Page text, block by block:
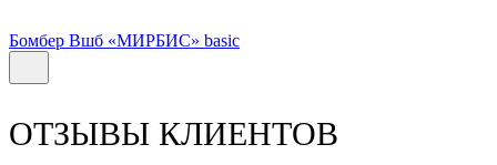
Бомбер Вшб «МИРБИС» basic
ОТЗЫВЫ КЛИЕНТОВ